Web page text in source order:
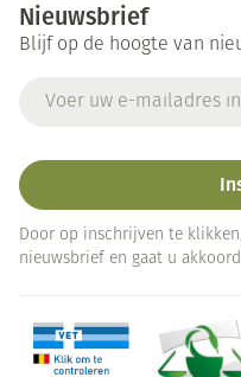
Nieuwsbrief
Blijf op de hoogte van
Door op inschrijven te
nieuwsbrief en gaat u